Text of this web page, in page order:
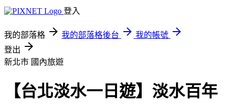
登入
我的部落格 我的部落格後台
我的帳號
登出
新北市 國內旅遊
【台北淡水一日遊】淡水百年